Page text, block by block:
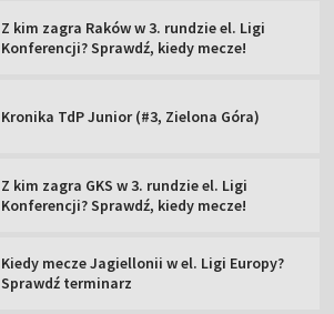
Z kim zagra Raków w 3. rundzie el. Ligi
Konferencji? Sprawdź, kiedy mecze!
Kronika TdP Junior (#3, Zielona Góra)
Z kim zagra GKS w 3. rundzie el. Ligi
Konferencji? Sprawdź, kiedy mecze!
Kiedy mecze Jagiellonii w el. Ligi Europy?
Sprawdź terminarz